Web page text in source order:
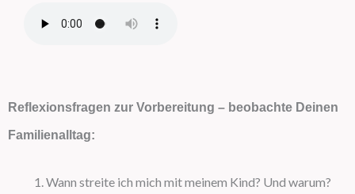
Reflexionsfragen zur Vorbereitung – beobachte Deinen
Familienalltag:
Wann streite ich mich mit meinem Kind? Und warum?